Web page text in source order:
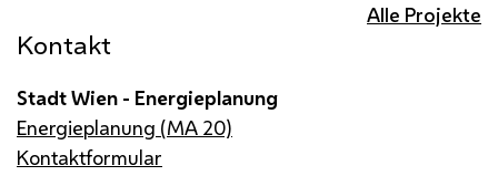
Alle Projekte
Kontakt
Stadt Wien - Energieplanung
Energieplanung (MA 20)
Kontaktformular